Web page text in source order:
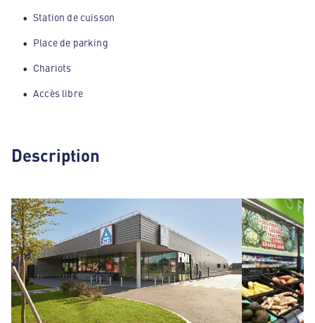
Station de cuisson
Place de parking
Chariots
Accès libre
Description